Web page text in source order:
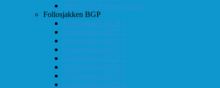
1996: GM Predrag Nikolic
Follosjakken BGP
Follosjakken BGP 1
Follosjakken BGP 2
Follosjakken BGP 3
Follosjakken BGP 4
Follosjakken BGP 5
Follosjakken BGP 6
Follosjakken BGP 7
Follosjakken BGP 8